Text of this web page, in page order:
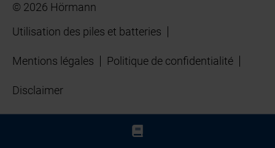
© 2026 Hörmann
Utilisation des piles et batteries
Mentions légales Politique de confidentialité
Disclaimer